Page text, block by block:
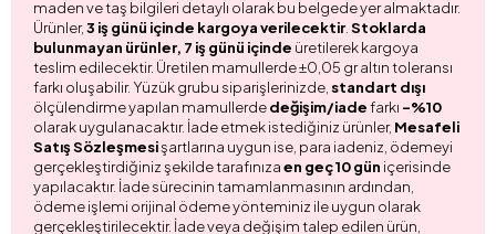
maden ve taş bilgileri detaylı olarak bu belgede yer almaktadır.
Ürünler,3 iş günü içinde kargoya verilecektir. Stoklarda
bulunmayan ürünler, 7 iş günü içinde üretilerek kargoya
teslim edilecektir. Üretilen mamullerde ±0,05 gr altın toleransı
farkı oluşabilir. Yüzük grubu siparişlerinizde, standart dışı
ölçülendirme yapılan mamullerdedeğişim/iadefarkı -%10
olarak uygulanacaktır. İade etmek istediğiniz ürünler, Mesafeli
Satış Sözleşmesişartlarına uygun ise, para iadeniz, ödemeyi
gerçekleştirdiğiniz şekilde tarafınızaen geç 10 gün içerisinde
yapılacaktır. İade sürecinin tamamlanmasının ardından,
ödeme işlemi orijinal ödeme yönteminiz ile uygun olarak
gerçekleştirilecektir. İade veya değişim talep edilen ürün,